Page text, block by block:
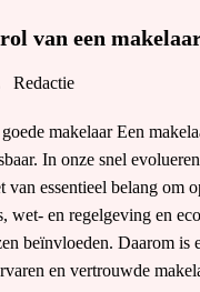
van een
Redactie
makelaar Een
In onze snel
van essentieel belang om
wet- en regelgeving en
beïnvloeden. Daarom is
en vertrouwde